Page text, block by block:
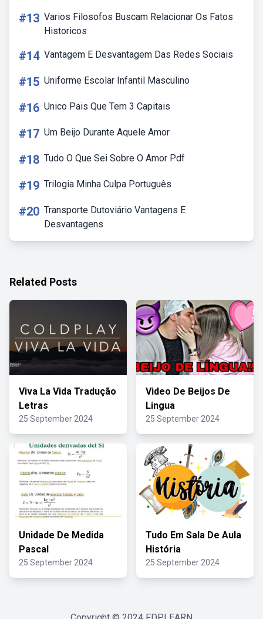
#13 Varios Filosofos Buscam Relacionar Os Fatos
Historicos
#14 Vantagem E Desvantagem Das Redes Sociais
#15 Uniforme Escolar Infantil Masculino
#16 Unico Pais Que Tem 3 Capitais
#17 Um Beijo Durante Aquele Amor
#18 Tudo O Que Sei Sobre O Amor Pdf
#19 Trilogia Minha Culpa Português
#20 Transporte Dutoviário Vantagens E
Desvantagens
Related Posts
Viva La Vida Tradução
Letras
25 September 2024
Video De Beijos De
Lingua
25 September 2024
Unidade De Medida
Pascal
25 September 2024
Tudo Em Sala De Aula
História
25 September 2024